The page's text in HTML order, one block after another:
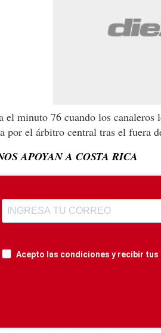
el minuto 76 cuando los canaleros
por el árbitro central tras el fuera
APOYAN A COSTA RICA
Acepto las condiciones y recibir